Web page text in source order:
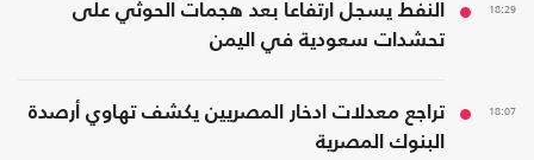
18:29
النفط يسجل ارتفاعا بعد هجمات الحوثي على
تحشدات سعودية في اليمن
18:07
تراجع معدلات ادخار المصريين يكشف تهاوي أرصدة
البنوك المصرية